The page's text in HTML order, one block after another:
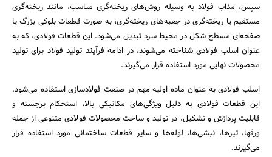
سپس، مذاب فولاد به وسیله روش‌های ریخته‌گری مناسب، مانند ریخته‌گری
مستقیم یا ریخته‌گری در جعبه‌های ریخته‌گری، به صورت قطعات بلوکی بزرگ یا
صفحه‌ای مسطح شکل در محیط سرد تبدیل می‌شود. این قطعات فولادی، که به
عنوان اسلب فولادی شناخته می‌شوند، در ادامه فرآیند تولید فولاد برای تولید
محصولات نهایی مورد استفاده قرار می‌گیرند.
اسلب فولادی به عنوان ماده اولیه مهم در صنعت فولادسازی استفاده می‌شود.
این قطعات فولادی به دلیل ویژگی‌های مکانیکی بالا، استحکام برجسته و
قابلیت پردازش و تشکیل، در تولید و ساخت محصولات فولادی متنوعی از جمله
ورقها، تیرها، نبشی‌ها، لوله‌ها و سایر قطعات ساختمانی مورد استفاده قرار
می‌گیرند.